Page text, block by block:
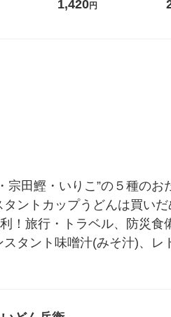
1,420円
宗田鰹・いりこ”の５種のお
ントカップうどんは買いだ
！旅行・トラベル、防災食
タント味噌汁(みそ汁)、レ